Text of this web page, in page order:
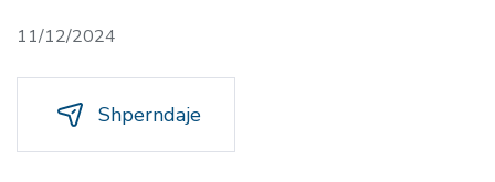
11/12/2024
Shperndaje